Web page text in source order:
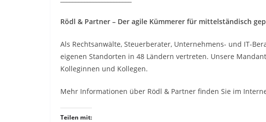
Rödl & Partner – Der agile Kümmerer für mittelständisch
Als Rechtsanwälte, Steuerberater, Unternehmens- und IT-
eigenen Standorten in 48 Ländern vertreten. Unsere
Kolleginnen und Kollegen.
Mehr Informationen über Rödl & Partner finden Sie im
Teilen mit: